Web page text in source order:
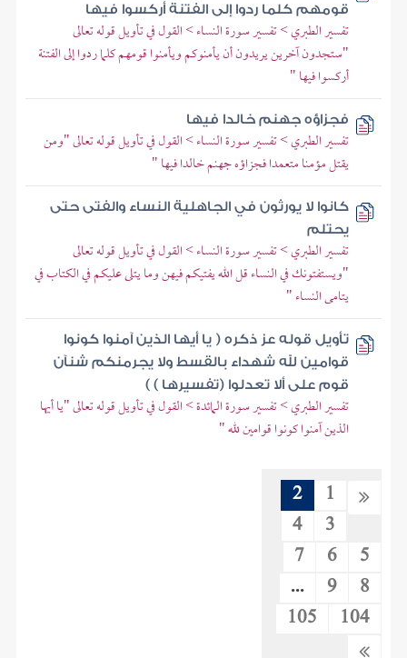
قومهم كلما ردوا إلى الفتنة أركسوا فيها
تفسير الطبري > تفسير سورة النساء > القول في تأويل قوله تعالى
"ستجدون آخرين يريدون أن يأمنوكم ويأمنوا قومهم كلما ردوا إلى الفتنة
أركسوا فيها "
فجزاؤه جهنم خالدا فيها
تفسير الطبري > تفسير سورة النساء > القول في تأويل قوله تعالى "ومن
يقتل مؤمنا متعمدا فجزاؤه جهنم خالدا فيها "
كانوا لا يورثون في الجاهلية النساء والفتى حتى
يحتلم
تفسير الطبري > تفسير سورة النساء > القول في تأويل قوله تعالى
"ويستفتونك في النساء قل الله يفتيكم فيهن وما يتلى عليكم في الكتاب في
يتامى النساء "
تأويل قوله عز ذكره ( يا أيها الذين آمنوا كونوا
قوامين لله شهداء بالقسط ولا يجرمنكم شنآن
قوم على ألا تعدلوا (تفسيرها ) )
تفسير الطبري > تفسير سورة المائدة > القول في تأويل قوله تعالى "يا أيها
الذين آمنوا كونوا قوامين لله "
1
2
3
4
5
6
7
8
9
...
104
105